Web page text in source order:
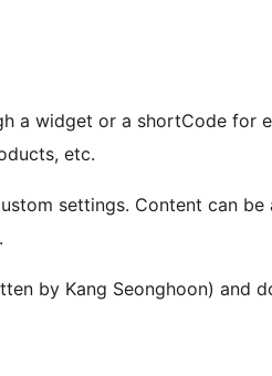
a widget or a shortCode for
etc.
settings. Content can be
by Kang Seonghoon) and